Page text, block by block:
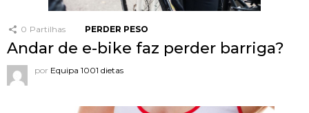
0 Partilhas PERDER PESO
Andar de e-bike faz perder barriga?
por Equipa 1001 dietas